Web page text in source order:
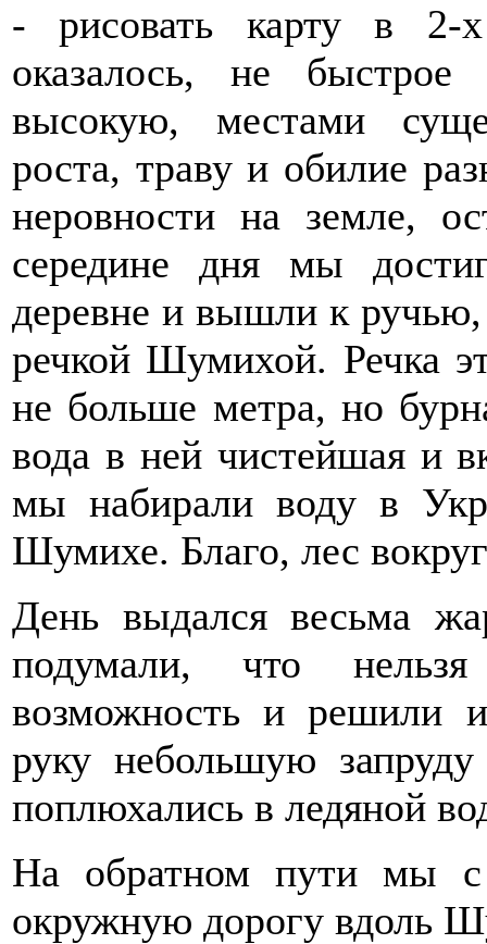
- рисовать карту в 2-
оказалось, не
высокую, местами
роста, траву и обилие
неровности на земле,
середине дня мы
деревне и вышли к ручью,
речкой Шумихой. Речка
не больше метра, но
вода в ней чистейшая и
мы набирали воду в
Шумихе. Благо, лес
День выдался весьма
подумали, что
возможность и решили
руку небольшую
поплюхались в ледяной
На обратном пути мы с
окружную дорогу вдоль